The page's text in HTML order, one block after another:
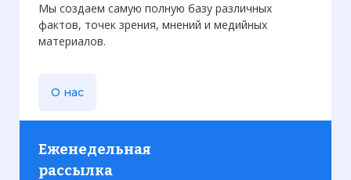
Мы создаем самую полную базу различных
фактов, точек зрения, мнений и медийных
материалов.
О нас
Еженедельная
рассылка